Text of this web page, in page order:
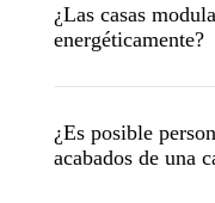
¿Las casas
energéticamente?
¿Es posible
acabados de una